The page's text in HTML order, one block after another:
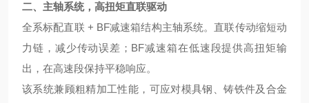
二、主轴系统， 高扭矩直联驱动
全系标配直联 + BF减速箱结构主轴系统。直联传动缩短动
力链，减少传动误差；BF减速箱在低速段提供高扭矩输
出，在高速段保持平稳响应。
该系统兼顾粗精加工性能，可应对模具钢、铸铁件及合金